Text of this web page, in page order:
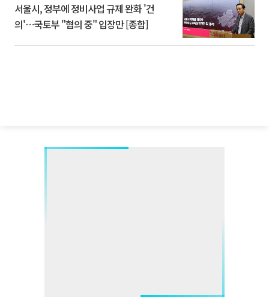
서울시, 정부에 정비사업 규제 완화 '건
의'⋯국토부 "협의 중" 입장만 [종합]